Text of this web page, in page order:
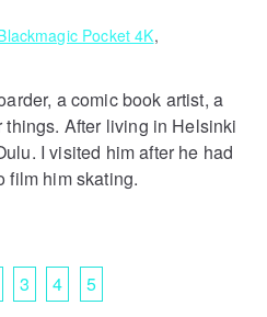
Pocket 4K,
a comic book artist, a
things. After living in Helsinki
I visited him after he had
film him skating.
3 4 5